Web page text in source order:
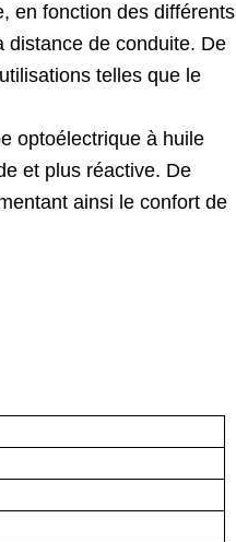
en fonction des différents
distance de conduite. De
telles que le
optoélectrique à huile
et plus réactive. De
ainsi le confort de